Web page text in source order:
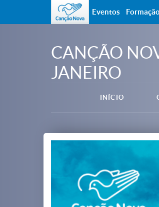
CANÇÃO
JANEIRO
INÍCIO
Eventos Formação